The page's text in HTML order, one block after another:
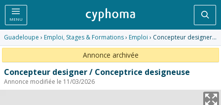
MENU
Guadeloupe › Emploi, Stages & Formations› Emploi › Concepteur designer / Conceptrice designeuse
Annonce archivée
Concepteur designer / Conceptrice designeuse
Annonce modifiée le 11/03/2026